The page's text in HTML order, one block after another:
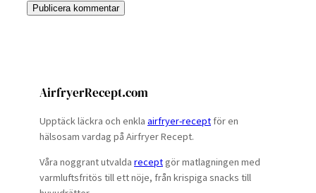
AirfryerRecept.com
Upptäck läckra och enkla airfryer-recept för en
hälsosam vardag på Airfryer Recept.
Våra noggrant utvalda receptgör matlagningen med
varmluftsfritös till ett nöje, från krispiga snacks till